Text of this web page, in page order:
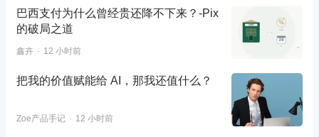
巴西支付为什么曾经贵还降不下来？-Pix
的破局之道
鑫卉 12 小时前
把我的价值赋能给 AI，那我还值什么？
Zoe产品手记 12 小时前